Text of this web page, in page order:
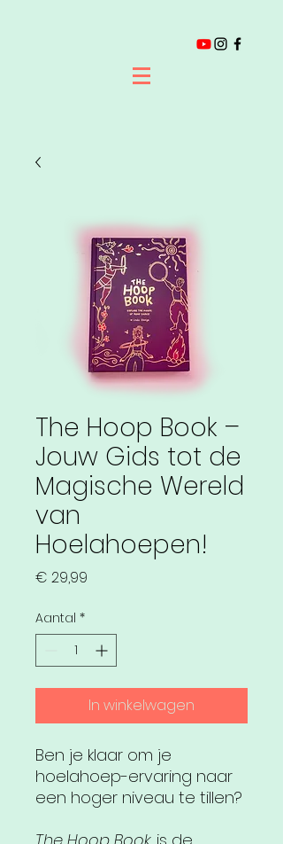
The Hoop Book –
Jouw Gids tot de
Magische Wereld
van
Hoelahoepen!
€ 29,99
Aantal *
In winkelwagen
Ben je klaar om je
hoelahoep-ervaring naar
een hoger niveau te tillen?